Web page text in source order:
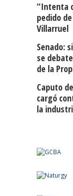
“Intenta
pedido
Villarruel
Senado:
se
de la
Caputo
cargó
la